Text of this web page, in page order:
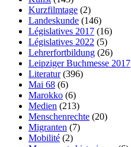
Kurzfilmtage (2)
Landeskunde (146)
Législatives 2017 (16)
Législatives 2022 (5)
Lehrerfortbildung (26)
Leipziger Buchmesse 2017
Literatur(396)
Mai 68 (6)
Marokko (6)
Medien (213)
Menschenrechte (20)
Migranten (7)
Mobilité (2)